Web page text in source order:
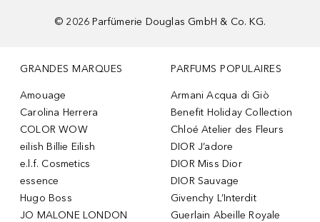
© 2026 Parfümerie Douglas GmbH & Co. KG.
GRANDES MARQUES
Amouage
Carolina Herrera
COLOR WOW
eilish Billie Eilish
e.l.f. Cosmetics
essence
Hugo Boss
JO MALONE LONDON
PARFUMS POPULAIRES
Armani Acqua di Giò
Benefit Holiday Collection
Chloé Atelier des Fleurs
DIOR J’adore
DIOR Miss Dior
DIOR Sauvage
Givenchy L’Interdit
Guerlain Abeille Royale